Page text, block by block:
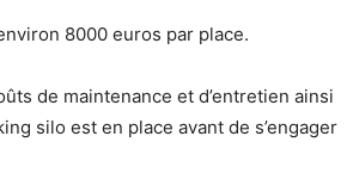
8000 euros par place.
de maintenance et d’entretien ainsi
silo est en place avant de s’engager